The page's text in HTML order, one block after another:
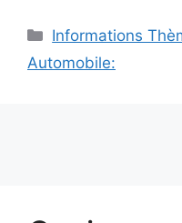
Catégories
Informations
Automobile: